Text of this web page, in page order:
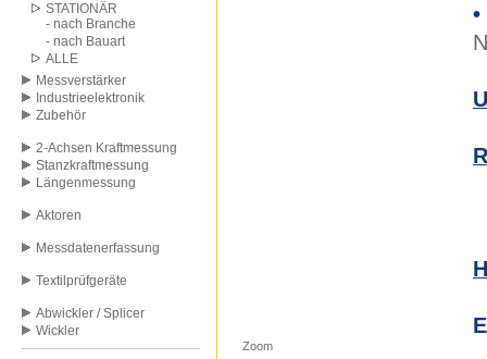
STATIONÄR
- nach Branche
- nach Bauart
ALLE
Messverstärker
Industrieelektronik
Zubehör
2-Achsen Kraftmessung
Stanzkraftmessung
Längenmessung
Aktoren
Messdatenerfassung
Textilprüfgeräte
Abwickler / Splicer
Wickler
•
U
R
H
E
Zoom